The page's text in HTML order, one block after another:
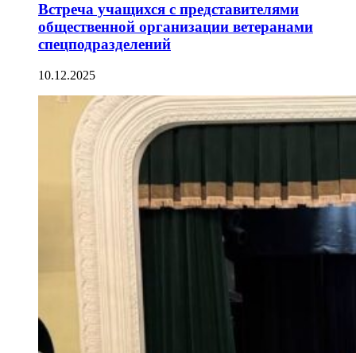
Встреча учащихся с представителями
общественной организации ветеранами
спецподразделений
10.12.2025